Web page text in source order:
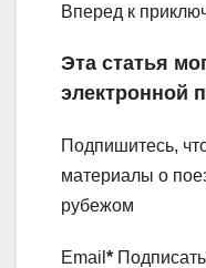
Вперед к
Эта статья
электронной
Подпишитесь,
материалы о
рубежом
Email *